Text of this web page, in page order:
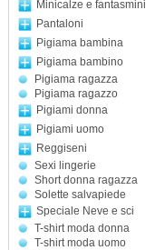
Minicalze e fantasmini
Pantaloni
Pigiama bambina
Pigiama bambino
Pigiama ragazza
Pigiama ragazzo
Pigiami donna
Pigiami uomo
Reggiseni
Sexi lingerie
Short donna ragazza
Solette salvapiede
Speciale Neve e sci
T-shirt moda donna
T-shirt moda uomo